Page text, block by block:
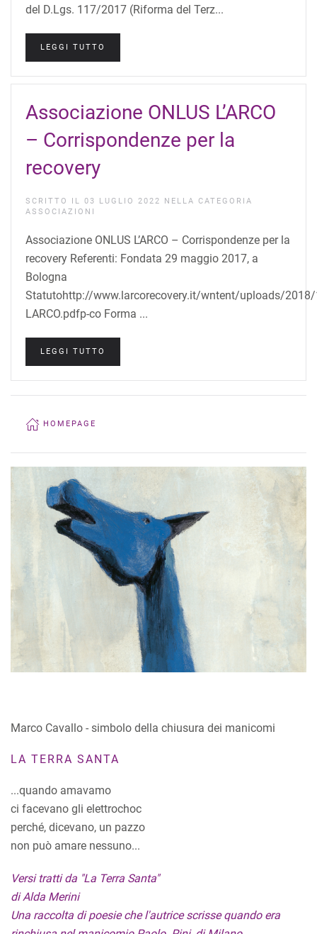
del D.Lgs. 117/2017 (Riforma del Terz...
LEGGI TUTTO
Associazione ONLUS L’ARCO
– Corrispondenze per la
recovery
SCRITTO IL 03 LUGLIO 2022
NELLA CATEGORIA
ASSOCIAZIONI
Associazione ONLUS L’ARCO – Corrispondenze per la
recovery Referenti: Fondata 29 maggio 2017, a
Bologna
Statutohttp://www.larcorecovery.it/wntent/uploads/2018/
LARCO.pdfp-co Forma ...
LEGGI TUTTO
HOMEPAGE
Marco Cavallo - simbolo della chiusura dei manicomi
LA TERRA SANTA
...quando amavamo
ci facevano gli elettrochoc
perché, dicevano, un pazzo
non può amare nessuno...
Versi tratti da "La Terra Santa"
di Alda Merini
Una raccolta di poesie che l'autrice scrisse quando era